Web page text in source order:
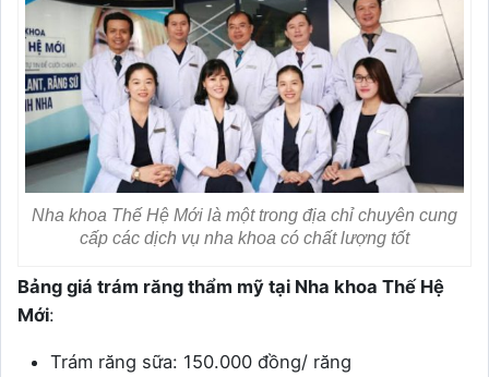
Nha khoa Thế Hệ Mới là một trong địa chỉ chuyên cung
cấp các dịch vụ nha khoa có chất lượng tốt
Bảng giá trám răng thẩm mỹ tại Nha khoa Thế Hệ
Mới:
Trám răng sữa: 150.000 đồng/ răng